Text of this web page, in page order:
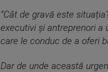
”Cât de gravă este
executivi și antreprenori a
care le conduc de a oferi
Dar de unde această